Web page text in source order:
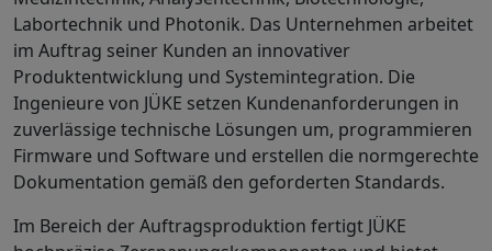
Labortechnik und Photonik. Das Unternehmen arbeitet
im Auftrag seiner Kunden an innovativer
Produktentwicklung und Systemintegration. Die
Ingenieure von JÜKE setzen Kundenanforderungen in
zuverlässige technische Lösungen um, programmieren
Firmware und Software und erstellen die normgerechte
Dokumentation gemäß den geforderten Standards.
Im Bereich der Auftragsproduktion fertigt JÜKE